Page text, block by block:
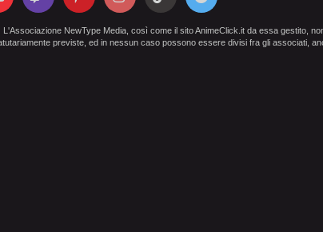
L'Associazione NewType Media, così come il sito AnimeClick.it da essa gestito,
previste, ed in nessun caso possono essere divisi fra gli associati,